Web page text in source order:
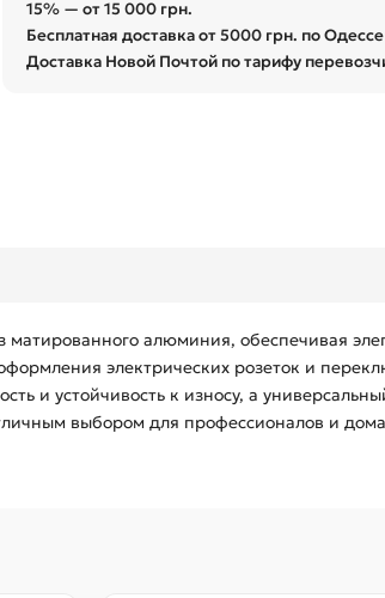
15% — от 15 000 грн.
Бесплатная доставка от 5000 грн. по Одессе
Доставка Новой Почтой по тарифу
матированного алюминия, обеспечивая
электрических розеток и
и устойчивость к износу, а
выбором для профессионалов и